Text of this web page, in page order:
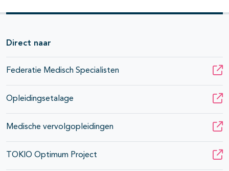
Direct naar
Federatie Medisch Specialisten
Opleidingsetalage
Medische vervolgopleidingen
TOKIO Optimum Project